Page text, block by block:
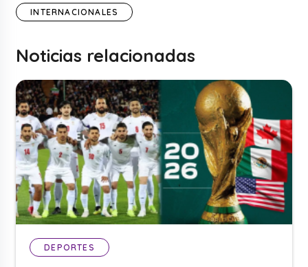
INTERNACIONALES
Noticias relacionadas
DEPORTES